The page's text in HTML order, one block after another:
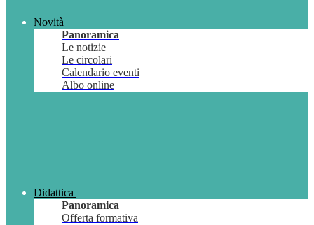
Novità
Panoramica
Le notizie
Le circolari
Calendario eventi
Albo online
Didattica
Panoramica
Offerta formativa